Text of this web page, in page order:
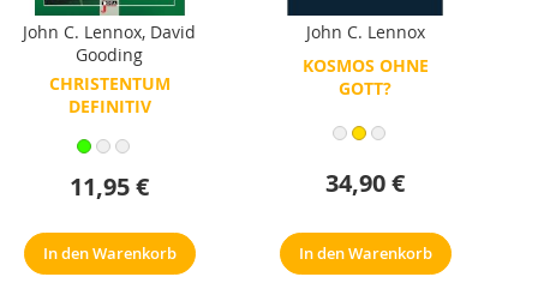
John C. Lennox, David
Gooding
CHRISTENTUM
DEFINITIV
11,95 €
In den Warenkorb
John C. Lennox
KOSMOS OHNE
GOTT?
34,90 €
In den Warenkorb